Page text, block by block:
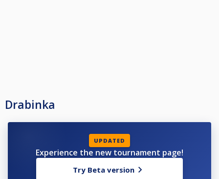
Drabinka
UPDATED
Experience the new tournament page!
Try Beta version